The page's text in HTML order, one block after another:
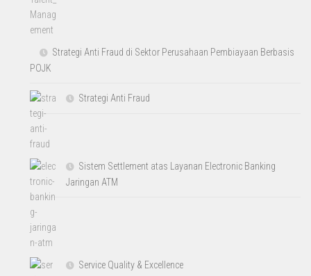
Strategi Anti Fraud di Sektor Perusahaan Pembiayaan Berbasis
POJK
Strategi Anti Fraud
Sistem Settlement atas Layanan Electronic Banking
Jaringan ATM
Service Quality & Excellence